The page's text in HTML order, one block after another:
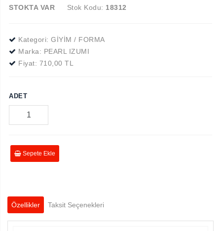
STOKTA VAR
Stok Kodu: 18312
Kategori: GİYİM / FORMA
Marka: PEARL IZUMI
Fiyat: 710,00 TL
ADET
Sepete Ekle
Özellikler Taksit Seçenekleri